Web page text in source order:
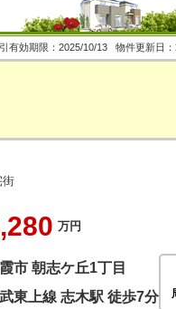
有効期限：2025/10/13 物件更新日
街
万円
市 朝志ケ丘1丁目
東上線 志木駅 徒歩7分